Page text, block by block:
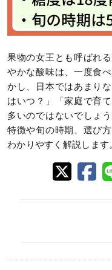
果物の女王とも呼ばれ
やかな酸味は、一度食
かし、日本ではあまり
はいつ？」「家庭で育
多いのではないでしょ
特徴や旬の時期、選び
わかりやすく解説します